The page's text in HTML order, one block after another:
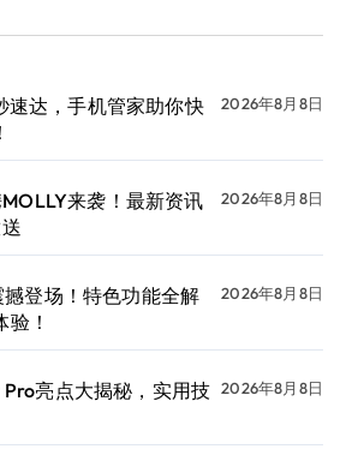
速达，手机管家助你快
2026年8月8日
来袭！最新资讯
2026年8月8日
登场！特色功能全解
！
2026年8月8日
亮点大揭秘，实用技 2026年8月8日